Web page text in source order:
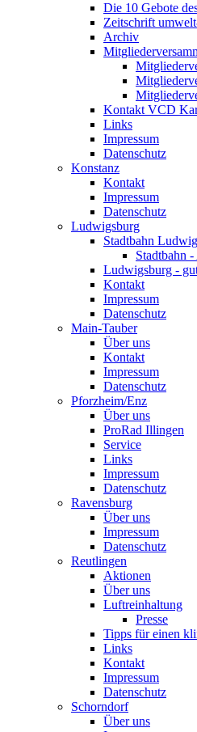
Die 10 Gebote
Zeitschrift
Archiv
Kontakt VCD
Links
Impressum
Datenschutz
Konstanz
Kontakt
Impressum
Datenschutz
Ludwigsburg
Stadtbahn
Stadtbahn
Ludwigsburg -
Kontakt
Impressum
Datenschutz
Main-Tauber
Über uns
Kontakt
Impressum
Datenschutz
Pforzheim/Enz
Über uns
ProRad Illingen
Service
Links
Impressum
Datenschutz
Ravensburg
Über uns
Impressum
Datenschutz
Reutlingen
Aktionen
Über uns
Luftreinhaltung
Presse
Tipps für einen
Links
Kontakt
Impressum
Datenschutz
Schorndorf
Über uns